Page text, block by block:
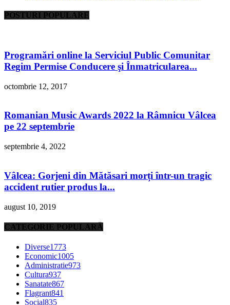
POSTURI POPULARE
Programări online la Serviciul Public Comunitar
Regim Permise Conducere şi Înmatricularea...
octombrie 12, 2017
Romanian Music Awards 2022 la Râmnicu Vâlcea
pe 22 septembrie
septembrie 4, 2022
Vâlcea: Gorjeni din Mătăsari morți într-un tragic
accident rutier produs la...
august 10, 2019
CATEGORIE POPULARĂ
Diverse1773
Economic1005
Administratie973
Cultura937
Sanatate867
Flagrant841
Social835